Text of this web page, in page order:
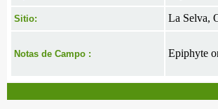
Sitio: La Selva,
Notas de Campo : Epiphyte